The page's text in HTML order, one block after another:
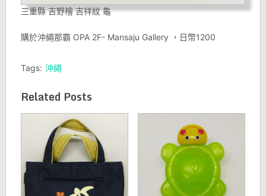
三重縣 吉野檜 吉祥紋 龜
購於沖繩那霸 OPA 2F- Mansaju Gallery ，日幣1200
Tags: 沖繩
Related Posts